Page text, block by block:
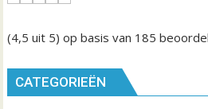
(4,5 uit 5) op basis van 185
CATEGORIEËN